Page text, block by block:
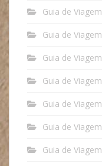
Guia de
Guia de
Guia de
Guia de
Guia de
Guia de
Guia de